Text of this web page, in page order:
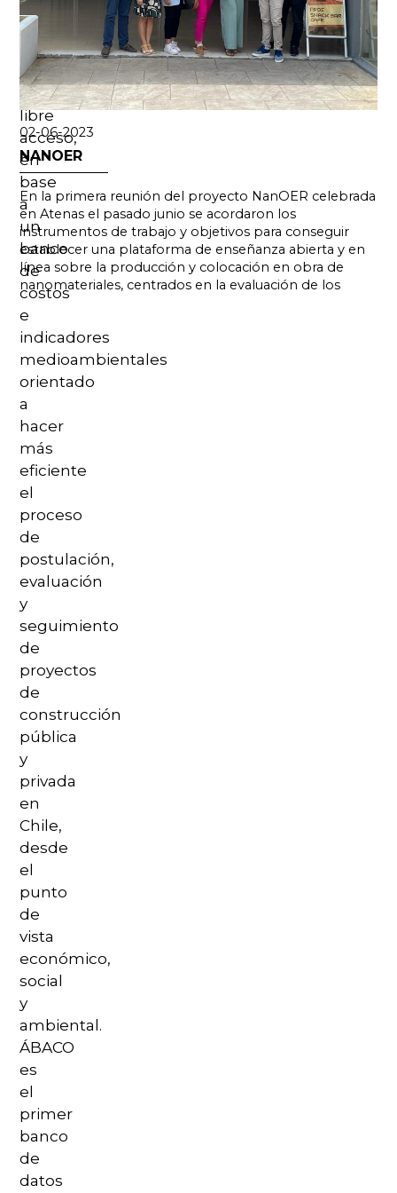
pública,
escalable
y
de
libre
acceso,
en
base
a
un
banco
de
costos
e
indicadores
medioambientales
orientado
a
hacer
más
eficiente
el
proceso
de
postulación,
evaluación
y
seguimiento
de
proyectos
de
construcción
pública
y
privada
en
Chile,
desde
el
punto
de
vista
económico,
social
y
ambiental.
ÁBACO
es
el
primer
banco
de
datos
02-06-2023
NANOER
En la primera reunión del proyecto NanOER celebrada
en Atenas el pasado junio se acordaron los
instrumentos de trabajo y objetivos para conseguir
establecer una plataforma de enseñanza abierta y en
línea sobre la producción y colocación en obra de
nanomateriales, centrados en la evaluación de los